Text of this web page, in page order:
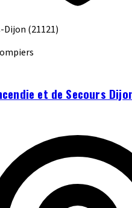
Dijon (21121)
et de Secours